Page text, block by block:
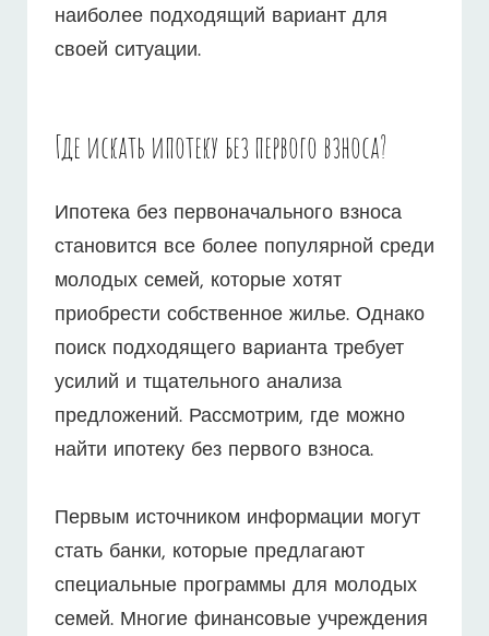
наиболее подходящий вариант для
своей ситуации.
Где искать ипотеку без первого взноса?
Ипотека без первоначального взноса
становится все более популярной среди
молодых семей, которые хотят
приобрести собственное жилье. Однако
поиск подходящего варианта требует
усилий и тщательного анализа
предложений. Рассмотрим, где можно
найти ипотеку без первого взноса.
Первым источником информации могут
стать банки, которые предлагают
специальные программы для молодых
семей. Многие финансовые учреждения